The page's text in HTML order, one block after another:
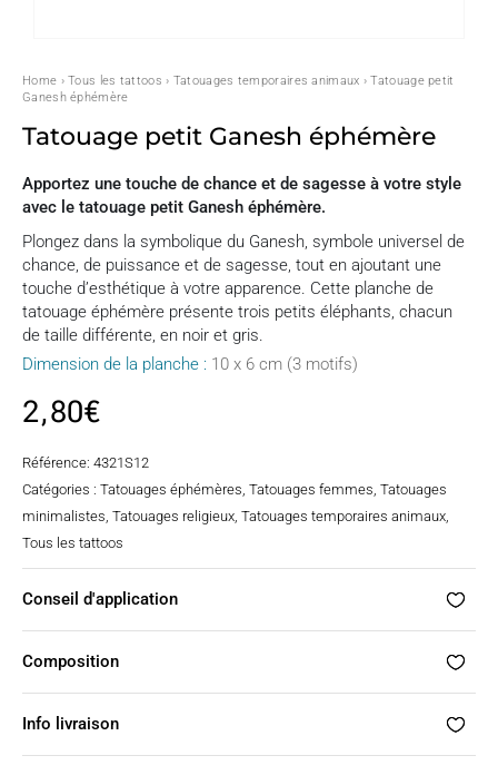
Home ›Tous les tattoos › Tatouages temporaires animaux › Tatouage petit
Ganesh éphémère
Tatouage petit Ganesh éphémère
Apportez une touche de chance et de sagesse à votre style
avec le tatouage petit Ganesh éphémère.
Plongez dans la symbolique du Ganesh, symbole universel de
chance, de puissance et de sagesse, tout en ajoutant une
touche d’esthétique à votre apparence. Cette planche de
tatouage éphémère présente trois petits éléphants, chacun
de taille différente, en noir et gris.
Dimension de la planche : 10 x 6 cm (3 motifs)
2,80€
Référence: 4321S12
Catégories : Tatouages éphémères, Tatouages femmes, Tatouages
minimalistes, Tatouages religieux, Tatouages temporaires animaux,
Tous les tattoos
Conseil d'application
Composition
Info livraison